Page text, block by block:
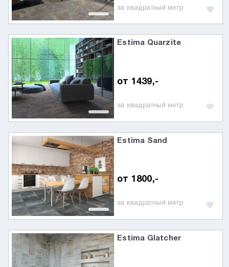
за квадратный метр
Estima Quarzite
от 1439,-
за квадратный метр
Estima Sand
от 1800,-
за квадратный метр
Estima Glatcher